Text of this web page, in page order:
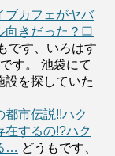
ブカフェがヤバ
向きだった？口
です、いろはす
す。 池袋にて
設を探していた
市伝説!!ハク
在するの!?ハク
… どうもです、